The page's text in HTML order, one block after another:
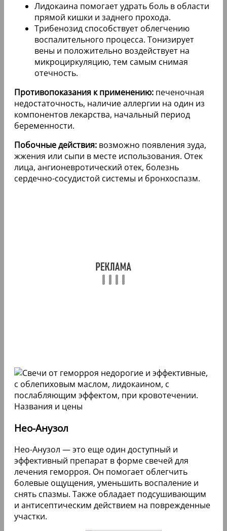
Лидокаина помогает удрать боль в области
прямой кишки и заднего прохода.
Трибенозид способствует облегчению
воспалительного процесса. Тонизирует
вены и положительно воздействует на
микроциркуляцию, тем самым снимая
отечность.
Противопоказания к применению: печеночная
недостаточность, наличие аллергии на один из
компонентов лекарства, начальный период
беременности.
Побочные действия: возможно появления зуда,
жжения или сыпи в месте использования. Отек
лица, ангионевротический отек, болезнь
сердечно-сосудистой системы и бронхоспазм.
Нео-Анузол
Нео-Анузол — это еще один доступный и
эффективный препарат в форме свечей для
лечения геморроя. Он помогает облегчить
болевые ощущения, уменьшить воспаление и
снять спазмы. Также обладает подсушивающим
и антисептическим действием на поврежденные
участки.